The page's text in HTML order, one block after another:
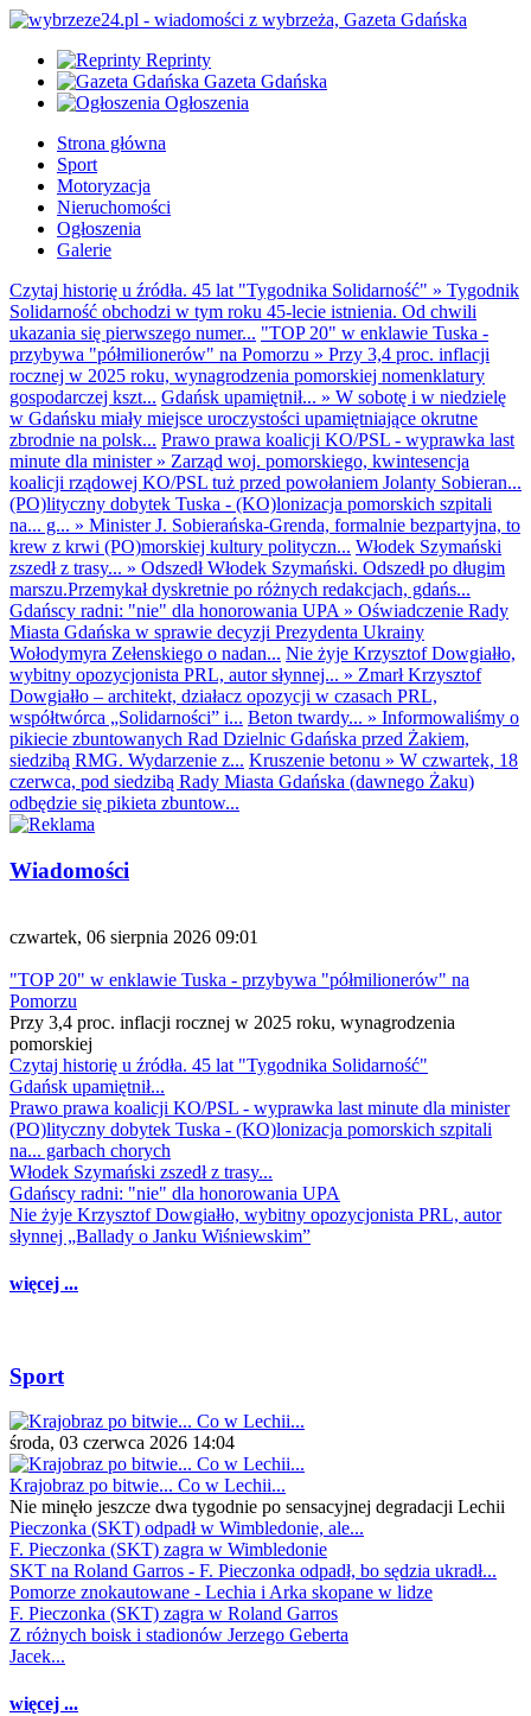
Reprinty
Gazeta Gdańska
Ogłoszenia
Strona główna
Sport
Motoryzacja
Nieruchomości
Ogłoszenia
Galerie
Czytaj historię u źródła. 45 lat "Tygodnika Solidarność" » Tygodnik
Solidarność obchodzi w tym roku 45-lecie istnienia. Od chwili
ukazania się pierwszego numer... "TOP 20" w enklawie Tuska -
przybywa "półmilionerów" na Pomorzu » Przy 3,4 proc. inflacji
rocznej w 2025 roku, wynagrodzenia pomorskiej nomenklatury
gospodarczej kszt... Gdańsk upamiętnił... » W sobotę i w niedzielę
w Gdańsku miały miejsce uroczystości upamiętniające okrutne
zbrodnie na polsk... Prawo prawa koalicji KO/PSL - wyprawka last
minute dla minister» Zarząd woj. pomorskiego, kwintesencja
koalicji rządowej KO/PSL tuż przed powołaniem Jolanty Sobieran...
(PO)lityczny dobytek Tuska - (KO)lonizacja pomorskich szpitali
na... g... » Minister J. Sobierańska-Grenda, formalnie bezpartyjna, to
krew z krwi (PO)morskiej kultury polityczn... Włodek Szymański
zszedł z trasy... » Odszedł Włodek Szymański. Odszedł po długim
marszu.Przemykał dyskretnie po różnych redakcjach, gdańs...
Gdańscy radni: "nie" dla honorowania UPA » Oświadczenie Rady
Miasta Gdańska w sprawie decyzji Prezydenta Ukrainy
Wołodymyra Zełenskiego o nadan... Nie żyje Krzysztof Dowgiałło,
wybitny opozycjonista PRL, autor słynnej... » Zmarł Krzysztof
Dowgiałło – architekt, działacz opozycji w czasach PRL,
współtwórca „Solidarności” i... Beton twardy... » Informowaliśmy o
pikiecie zbuntowanych Rad Dzielnic Gdańska przed Żakiem,
siedzibą RMG. Wydarzenie z... Kruszenie betonu » W czwartek, 18
czerwca, pod siedzibą Rady Miasta Gdańska (dawnego Żaku)
odbędzie się pikieta zbuntow...
Wiadomości
czwartek, 06 sierpnia 2026 09:01
"TOP 20" w enklawie Tuska - przybywa "półmilionerów" na
Pomorzu
Przy 3,4 proc. inflacji rocznej w 2025 roku, wynagrodzenia
pomorskiej
Czytaj historię u źródła. 45 lat "Tygodnika Solidarność"
Gdańsk upamiętnił...
Prawo prawa koalicji KO/PSL - wyprawka last minute dla minister
(PO)lityczny dobytek Tuska - (KO)lonizacja pomorskich szpitali
na... garbach chorych
Włodek Szymański zszedł z trasy...
Gdańscy radni: "nie" dla honorowania UPA
Nie żyje Krzysztof Dowgiałło, wybitny opozycjonista PRL, autor
słynnej „Ballady o Janku Wiśniewskim”
więcej ...
Sport
środa, 03 czerwca 2026 14:04
Krajobraz po bitwie... Co w Lechii...
Nie minęło jeszcze dwa tygodnie po sensacyjnej degradacji Lechii
Pieczonka (SKT) odpadł w Wimbledonie, ale...
F. Pieczonka (SKT) zagra w Wimbledonie
SKT na Roland Garros - F. Pieczonka odpadł, bo sędzia ukradł...
Pomorze znokautowane - Lechia i Arka skopane w lidze
F. Pieczonka (SKT) zagra w Roland Garros
Z różnych boisk i stadionów Jerzego Geberta
Jacek...
więcej ...